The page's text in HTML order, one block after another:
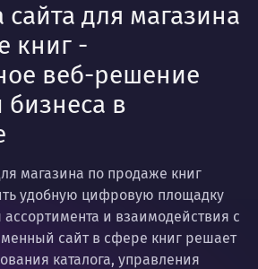
сайта для магазина
книг -
веб-решение
бизнеса в
магазина по продаже книг
удобную цифровую площадку
и взаимодействия с
сайт в сфере книг решает
каталога, управления